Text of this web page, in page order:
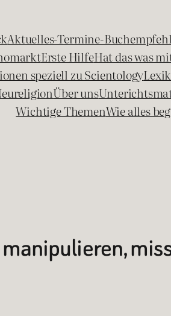
Aktuelles-Termine-
Erste HilfeHat das was
speziell zu Scientology
Über uns
Wichtige ThemenWie alles